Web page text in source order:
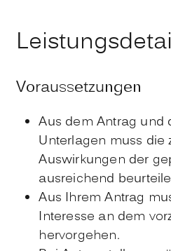
Voraussetzungen
Aus dem Antrag und
Unterlagen muss die
Auswirkungen der
ausreichend
Aus Ihrem Antrag
Interesse an dem
hervorgehen.